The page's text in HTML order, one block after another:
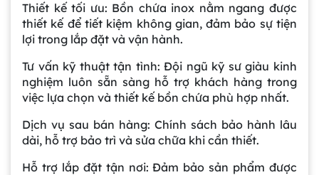
Thiết kế tối ưu: Bồn chứa inox nằm ngang được
thiết kế để tiết kiệm không gian, đảm bảo sự tiện
lợi trong lắp đặt và vận hành.
Tư vấn kỹ thuật tận tình: Đội ngũ kỹ sư giàu kinh
nghiệm luôn sẵn sàng hỗ trợ khách hàng trong
việc lựa chọn và thiết kế bồn chứa phù hợp nhất.
Dịch vụ sau bán hàng: Chính sách bảo hành lâu
dài, hỗ trợ bảo trì và sửa chữa khi cần thiết.
Hỗ trợ lắp đặt tận nơi: Đảm bảo sản phẩm được